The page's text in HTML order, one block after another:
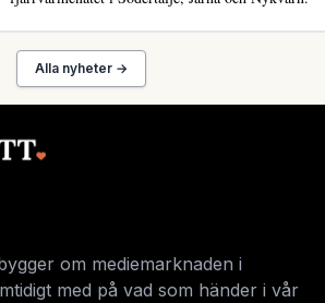
Alla nyheter →
om mediemarknaden i
med på vad som händer i vår